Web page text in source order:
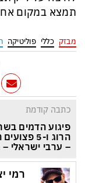
תמצא במקום
מבזק כללי פוליטיקה
כתבה קודמת
פיגוע הדמים
הרוג ו-5
– ערבי ישראלי
רמי